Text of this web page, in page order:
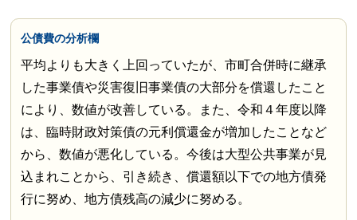
公債費の分析欄
平均よりも大きく上回っていたが、市町合併時に継承
した事業債や災害復旧事業債の大部分を償還したこと
により、数値が改善している。また、令和４年度以降
は、臨時財政対策債の元利償還金が増加したことなど
から、数値が悪化している。今後は大型公共事業が見
込まれことから、引き続き、償還額以下での地方債発
行に努め、地方債残高の減少に努める。